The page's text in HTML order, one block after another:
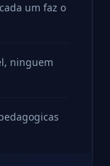
um faz o
ninguem